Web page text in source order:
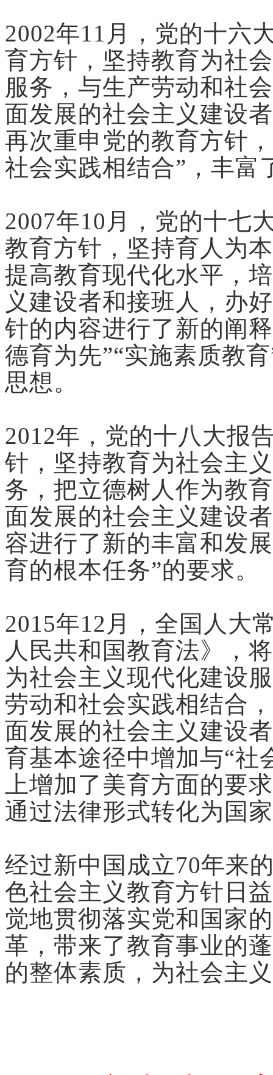
2002年11月，党的十六
育方针，坚持教育为社
服务，与生产劳动和社
面发展的社会主义建设
再次重申党的教育方针
社会实践相结合”，丰富
2007年10月，党的十七
教育方针，坚持育人为
提高教育现代化水平，
义建设者和接班人，办
针的内容进行了新的阐
德育为先”“实施素质教
思想。
2012年，党的十八大报
针，坚持教育为社会主
务，把立德树人作为教
面发展的社会主义建设
容进行了新的丰富和发
育的根本任务”的要求。
2015年12月，全国人大
人民共和国教育法》，
为社会主义现代化建设
劳动和社会实践相结合
面发展的社会主义建设
育基本途径中增加与“社
上增加了美育方面的要
通过法律形式转化为国
经过新中国成立70年来
色社会主义教育方针日
觉地贯彻落实党和国家
革，带来了教育事业的
的整体素质，为社会主